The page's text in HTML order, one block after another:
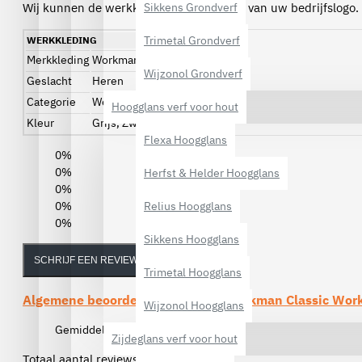
Sikkens Grondverf
Trimetal Grondverf
Wijzonol Grondverf
Hoogglans verf voor hout
Flexa Hoogglans
Herfst & Helder Hoogglans
Relius Hoogglans
Sikkens Hoogglans
Trimetal Hoogglans
Wijzonol Hoogglans
Zijdeglans verf voor hout
Wij kunnen de werkkleding ook voorzien van uw bedrijfslogo.
WERKKLEDING
Merkkleding Workman
Geslacht
Heren
Categorie
Werkbroeken
Kleur
Grijs, Zwart
0%
0%
0%
0%
0%
SCHRIJF EEN REVIEW
Algemene beoordelingen van deWorkman Classic
Gemiddelde beoordeling: